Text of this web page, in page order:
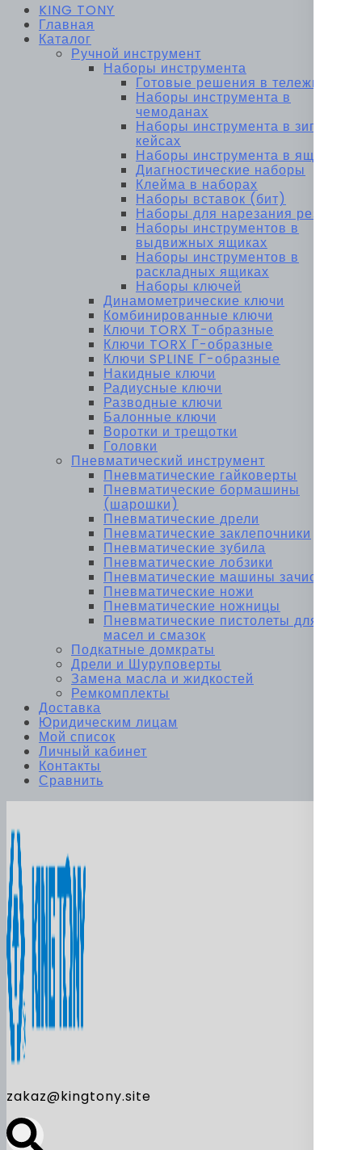
KING TONY
Главная
Каталог
Ручной инструмент
Наборы инструмента
Готовые решения в тележках
Наборы инструмента в
чемоданах
Наборы инструмента в зип-
кейсах
Наборы инструмента в ящиках
Диагностические наборы
Клейма в наборах
Наборы вставок (бит)
Наборы для нарезания резьбы
Наборы инструментов в
выдвижных ящиках
Наборы инструментов в
раскладных ящиках
Наборы ключей
Динамометрические ключи
Комбинированные ключи
Ключи TORX Т-образные
Ключи TORX Г-образные
Ключи SPLINE Г-образные
Накидные ключи
Радиусные ключи
Разводные ключи
Балонные ключи
Воротки и трещотки
Головки
Пневматический инструмент
Пневматические гайковерты
Пневматические бормашины
(шарошки)
Пневматические дрели
Пневматические заклепочники
Пневматические зубила
Пневматические лобзики
Пневматические машины зачистные
Пневматические ножи
Пневматические ножницы
Пневматические пистолеты для
масел и смазок
Подкатные домкраты
Дрели и Шуруповерты
Замена масла и жидкостей
Ремкомплекты
Доставка
Юридическим лицам
Мой список
Личный кабинет
Контакты
Сравнить
zakaz@kingtony.site